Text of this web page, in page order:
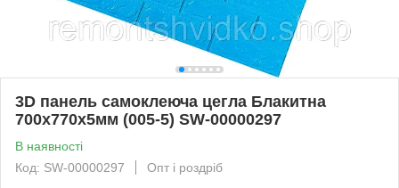
3D панель самоклеюча цегла Блакитна
700х770х5мм (005-5) SW-00000297
В наявності
Код: SW-00000297
Опт і роздріб